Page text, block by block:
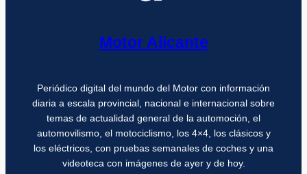
Motor Alicante
Periódico digital del mundo del Motor con información
diaria a escala provincial, nacional e internacional sobre
temas de actualidad general de la automoción, el
automovilismo, el motociclismo, los 4×4, los clásicos y
los eléctricos, con pruebas semanales de coches y una
videoteca con imágenes de ayer y de hoy.